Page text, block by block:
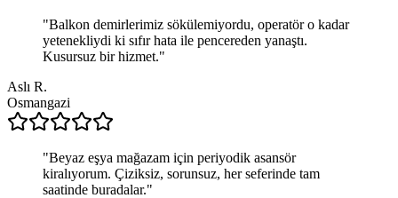
"Balkon demirlerimiz sökülemiyordu, operatör o kadar
yetenekliydi ki sıfır hata ile pencereden yanaştı.
Kusursuz bir hizmet."
Aslı R.
Osmangazi
"Beyaz eşya mağazam için periyodik asansör
kiralıyorum. Çiziksiz, sorunsuz, her seferinde tam
saatinde buradalar."